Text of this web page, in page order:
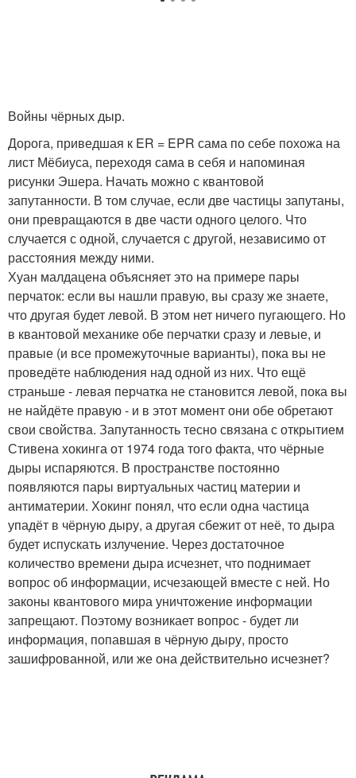
Войны чёрных дыр.
Дорога, приведшая к ER = EPR сама по себе похожа на
лист Мёбиуса, переходя сама в себя и напоминая
рисунки Эшера. Начать можно с квантовой
запутанности. В том случае, если две частицы запутаны,
они превращаются в две части одного целого. Что
случается с одной, случается с другой, независимо от
расстояния между ними.
Хуан малдацена объясняет это на примере пары
перчаток: если вы нашли правую, вы сразу же знаете,
что другая будет левой. В этом нет ничего пугающего. Но
в квантовой механике обе перчатки сразу и левые, и
правые (и все промежуточные варианты), пока вы не
проведёте наблюдения над одной из них. Что ещё
страньше - левая перчатка не становится левой, пока вы
не найдёте правую - и в этот момент они обе обретают
свои свойства. Запутанность тесно связана с открытием
Стивена хокинга от 1974 года того факта, что чёрные
дыры испаряются. В пространстве постоянно
появляются пары виртуальных частиц материи и
антиматерии. Хокинг понял, что если одна частица
упадёт в чёрную дыру, а другая сбежит от неё, то дыра
будет испускать излучение. Через достаточное
количество времени дыра исчезнет, что поднимает
вопрос об информации, исчезающей вместе с ней. Но
законы квантового мира уничтожение информации
запрещают. Поэтому возникает вопрос - будет ли
информация, попавшая в чёрную дыру, просто
зашифрованной, или же она действительно исчезнет?